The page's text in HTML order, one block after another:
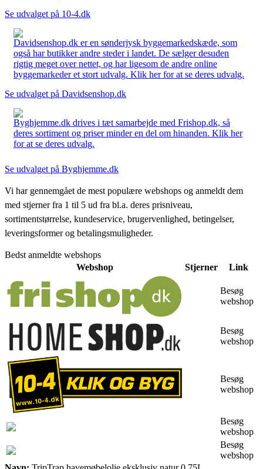
Se udvalget på 10-4.dk
Davidsenshop.dk er en sønderjysk byggemarkedskæde, som
også har butikker andre steder i landet. De sælger desuden
rigtig meget over nettet, og har ligesom de andre online
byggemarkeder et stort udvalg. Klik her for at se deres udvalg.
Se udvalget på Davidsenshop.dk
Byghjemme.dk drives i tæt samarbejde med Frishop.dk, så
deres sortiment og priser minder en del om hinanden. Klik her
for at se deres udvalg.
Se udvalget på Byghjemme.dk
Vi har gennemgået de mest populære webshops og anmeldt dem
med stjerner fra 1 til 5 ud fra bl.a. deres prisniveau,
sortimentstørrelse, kundeservice, brugervenlighed, betingelser,
leveringsformer og betalingsmuligheder.
Bedst anmeldte webshops
Webshop
Stjerner Link
Besøg
webshop
Besøg
webshop
Besøg
webshop
Besøg
webshop
Besøg
webshop